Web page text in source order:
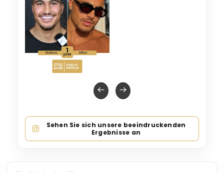
Sehen Sie sich unsere beeindruckenden
Ergebnisse an